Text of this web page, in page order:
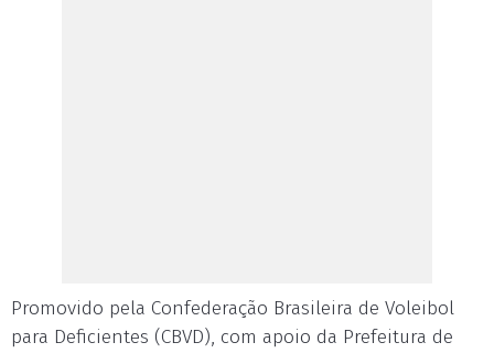
Promovido pela Confederação Brasileira de Voleibol
para Deficientes (CBVD), com apoio da Prefeitura de